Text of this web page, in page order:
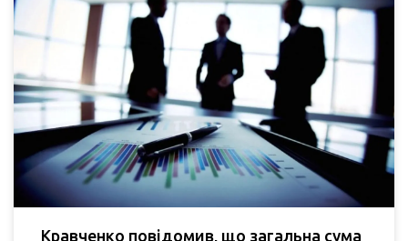
Кравченко повідомив, що загальна сума